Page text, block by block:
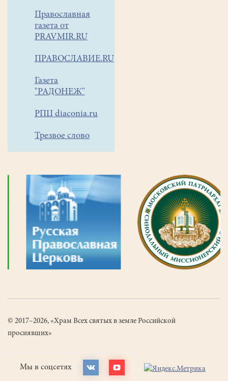
Православная
газета от
PRAVMIR.RU
ПРАВОСЛАВИЕ.RU
Газета
"РАДОНЕЖ"
РПЦ diaconia.ru
Трезвое слово
© 2017–2026, «Храм Всех святых в земле Российской
просиявших»
Мы в соцсетях